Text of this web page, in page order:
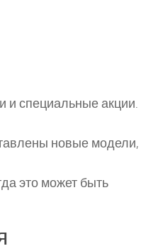
и специальные акции.
новые модели,
это может быть